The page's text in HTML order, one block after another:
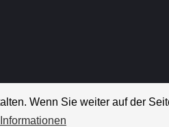
Wenn Sie weiter auf der